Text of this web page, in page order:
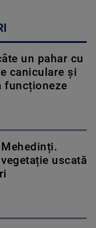
un pahar cu
caniculare și
funcționeze
uscată